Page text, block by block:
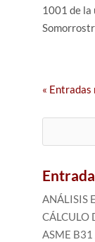
1001 de la
« Entradas
ANÁLISIS
CÁLCULO
ASME